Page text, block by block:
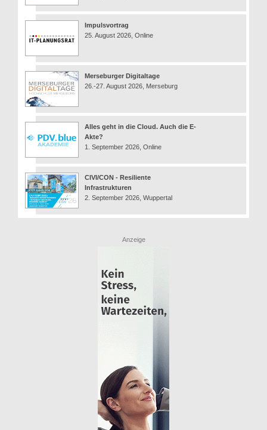
Impulsvortrag
25. August 2026, Online
Merseburger Digitaltage
26.-27. August 2026, Merseburg
Alles geht in die Cloud. Auch die E-
Akte?
1. September 2026, Online
CIVI/CON - Resiliente
Infrastrukturen
2. September 2026, Wuppertal
Anzeige